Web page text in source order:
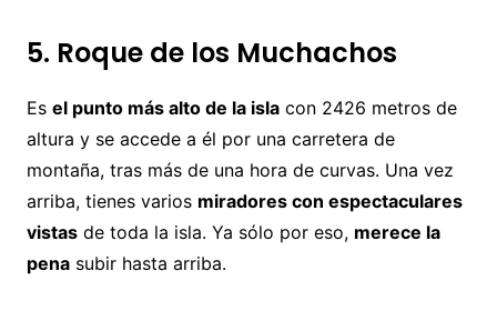
5. Roque de los Muchachos
Es el punto más alto de la islacon 2426 metros de
altura y se accede a él por una carretera de
montaña, tras más de una hora de curvas. Una vez
arriba, tienes varios miradores con espectaculares
vistasde toda la isla. Ya sólo por eso, merece la
penasubir hasta arriba.